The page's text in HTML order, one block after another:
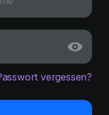
vergessen?